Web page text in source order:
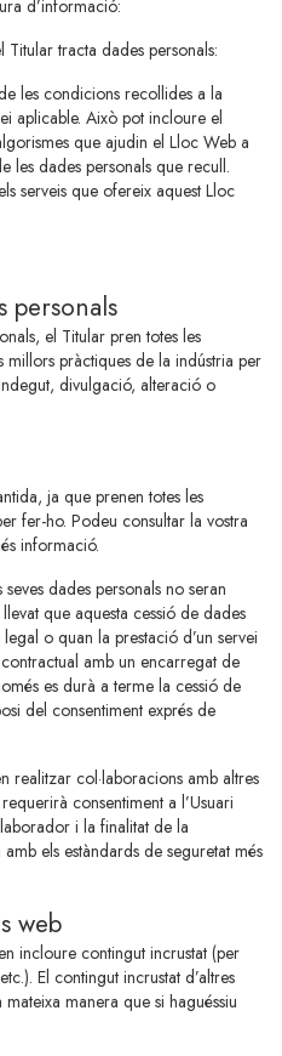
d’informació:
Titular tracta dades personals:
les condicions recollides a la
aplicable. Això pot incloure el
que ajudin el Lloc Web a
les dades personals que recull.
serveis que ofereix aquest Lloc
personals
el Titular pren totes les
millors pràctiques de la indústria per
divulgació, alteració o
ja que prenen totes les
fer-ho. Podeu consultar la vostra
informació.
dades personals no seran
que aquesta cessió de dades
o quan la prestació d’un servei
amb un encarregat de
es durà a terme la cessió de
del consentiment exprés de
realitzar col·laboracions amb altres
consentiment a l’Usuari
i la finalitat de la
els estàndards de seguretat més
web
incloure contingut incrustat (per
El contingut incrustat d’altres
manera que si haguéssiu